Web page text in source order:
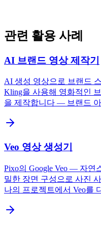
관련 활용 사례
AI 브랜드 영상 제작기
AI 생성 영상으로 브랜드
Kling을 사용해 영화적인
을 제작합니다 — 브랜드
Veo 영상 생성기
Pixo의 Google Veo — 자연
밀한 장면 구성으로 사진
나의 프로젝트에서 Veo를